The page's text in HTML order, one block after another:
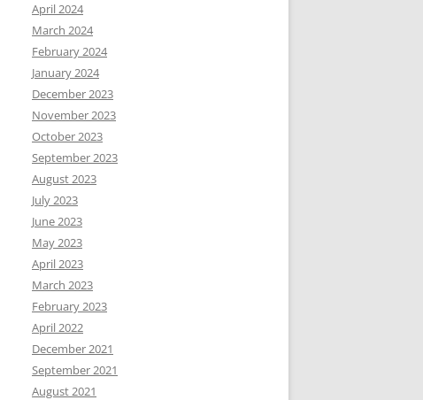
April 2024
March 2024
February 2024
January 2024
December 2023
November 2023
October 2023
September 2023
August 2023
July 2023
June 2023
May 2023
April 2023
March 2023
February 2023
April 2022
December 2021
September 2021
August 2021